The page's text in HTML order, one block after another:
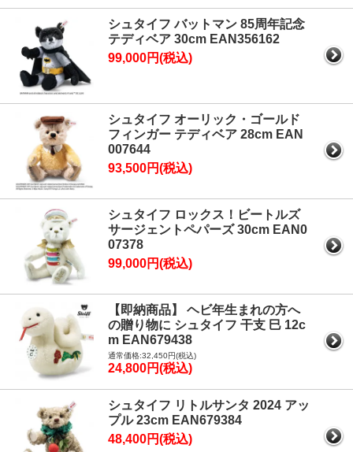
シュタイフ バットマン 85周年記念
テディベア 30cm EAN356162
99,000円(税込)
シュタイフ オーリック・ゴールド
フィンガー テディベア 28cm EAN
007644
93,500円(税込)
シュタイフ ロックス！ビートルズ
サージェントペパーズ 30cm EAN0
07378
99,000円(税込)
【即納商品】 ヘビ年生まれの方へ
の贈り物に シュタイフ 干支 巳 12c
m EAN679438
通常価格:32,450円(税込)
24,800円(税込)
シュタイフ リトルサンタ 2024 アッ
プル 23cm EAN679384
48,400円(税込)